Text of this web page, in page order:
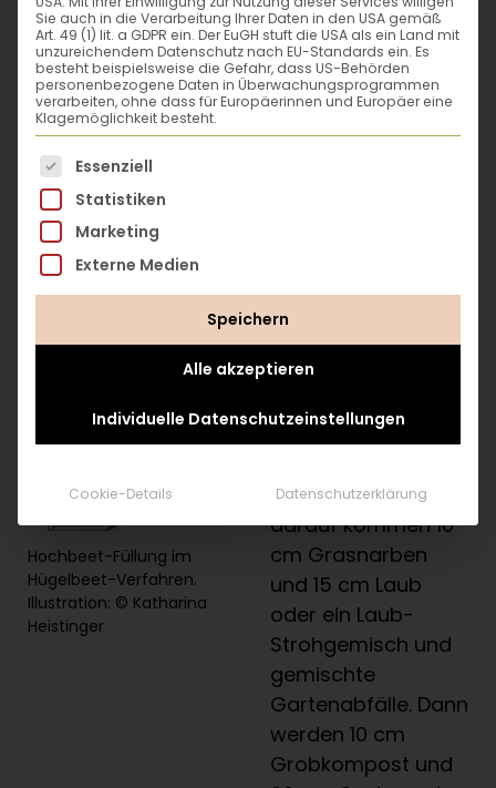
Bims in den
Mutterboden
einzuarbeiten –
außer es handelt
sich ohnehin um
Füllung im Hügelbeet-Verfahren
(für ein 80 cm hohes Hochbeet)
Die unterste
Schichte besteht
zerkleinerten Ästen,
darauf kommen 10
cm Grasnarben
und 15 cm Laub
oder ein Laub-
Strohgemisch und
gemischte
Gartenabfälle. Dann
werden 10 cm
Grobkompost und
Hochbeet-Füllung im
Hügelbeet-Verfahren.
Illustration: © Katharina
Heistinger
Sie auch in die Verarbeitung Ihrer Daten in den USA gemäß
Art. 49 (1) lit. a GDPR ein. Der EuGH stuft die USA als ein Land mit
unzureichendem Datenschutz nach EU-Standards ein. Es
besteht beispielsweise die Gefahr, dass US-Behörden
personenbezogene Daten in Überwachungsprogrammen
verarbeiten, ohne dass für Europäerinnen und Europäer eine
Klagemöglichkeit besteht.
Es folgt eine Liste der Service-Gruppen, für die
Essenziell
Statistiken
Marketing
Externe Medien
Speichern
Alle akzeptieren
Individuelle Datenschutzeinstellungen
Cookie-Details Datenschutzerklärung